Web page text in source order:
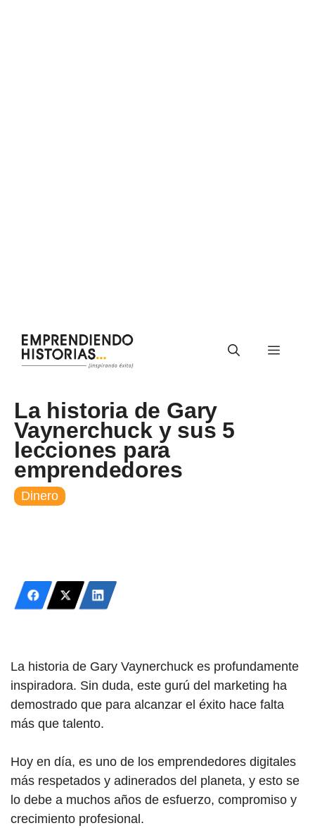
contenido
Menú
La historia de Gary
Vaynerchuck y sus 5
lecciones para
emprendedores
Dinero
La historia de Gary Vaynerchuck es profundamente
inspiradora. Sin duda, este gurú del marketing ha
demostrado que para alcanzar el éxito hace falta
más que talento.
Hoy en día, es uno de los emprendedores digitales
más respetados y adinerados del planeta, y esto se
lo debe a muchos años de esfuerzo, compromiso y
crecimiento profesional.